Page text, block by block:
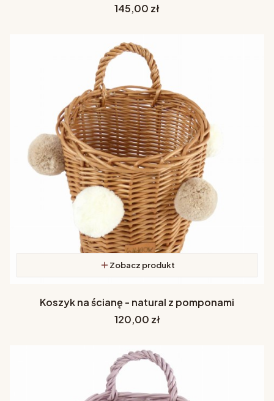
Cena
145,00 zł
Zobacz produkt
Koszyk na ścianę - natural z pomponami
Cena
120,00 zł